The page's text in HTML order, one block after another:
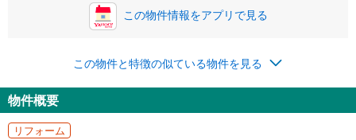
0円
ナス時の増額分（1回分）を入力してください。
ボーナス払いの限度額は金融機関によって異なります。
閉じる
月々の返済額
ローン返済額
この物件情報をアプリで見る
この物件と特徴の似ている物件を見る
物件概要
リフォーム